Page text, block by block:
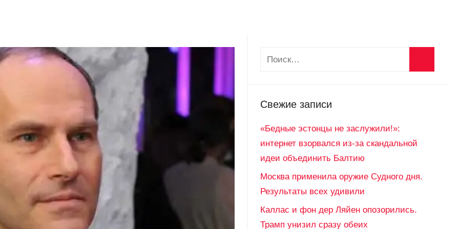
Свежие записи
«Бедные эстонцы не заслужили!»:
интернет взорвался из-за скандальной
идеи объединить Балтию
Москва применила оружие Судного дня.
Результаты всех удивили
Каллас и фон дер Ляйен опозорились.
Трамп унизил сразу обеих